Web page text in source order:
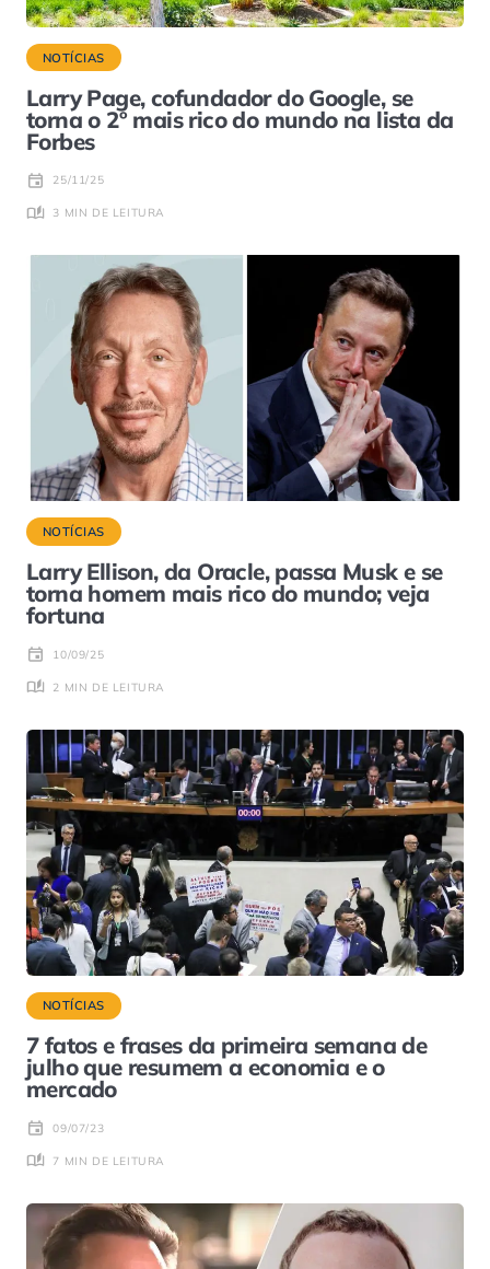
NOTÍCIAS
Larry Page, cofundador do Google, se
torna o 2º mais rico do mundo na lista da
Forbes
25/11/25
3 MIN DE LEITURA
NOTÍCIAS
Larry Ellison, da Oracle, passa Musk e se
torna homem mais rico do mundo; veja
fortuna
10/09/25
2 MIN DE LEITURA
NOTÍCIAS
7 fatos e frases da primeira semana de
julho que resumem a economia e o
mercado
09/07/23
7 MIN DE LEITURA